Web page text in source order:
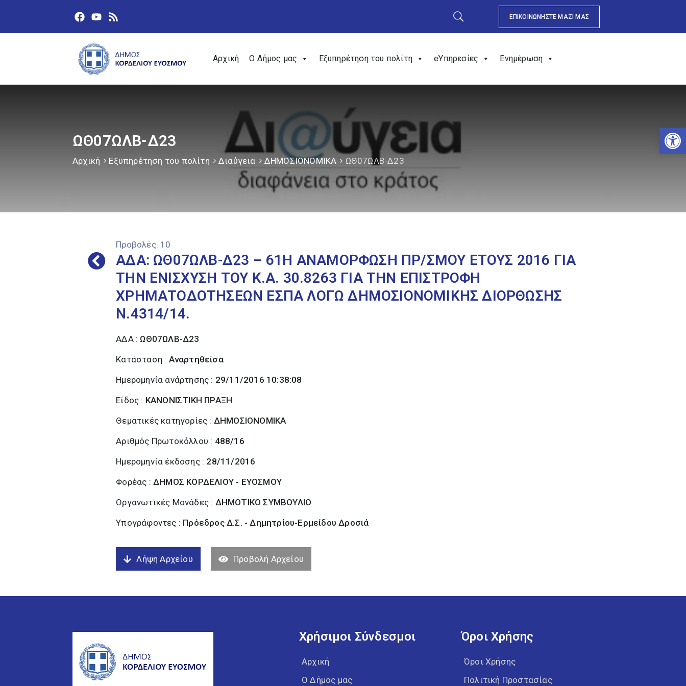
ΕΠΙΚΟΙΝΩΝΗΣΤΕ ΜΑΖΙ ΜΑΣ
Αρχική Ο Δήμος μας Εξυπηρέτηση του πολίτη eΥπηρεσίες Ενημέρωση
ΩΘ07ΩΛΒ-Δ23
Αρχική Εξυπηρέτηση του πολίτη Διαύγεια ΔΗΜΟΣΙΟΝΟΜΙΚΑ ΩΘ07ΩΛΒ-Δ23
Προβολές: 10
ΑΔΑ: ΩΘ07ΩΛΒ-Δ23 – 61H ΑΝΑΜΟΡΦΩΣΗ ΠΡ/ΣΜΟΥ ΕΤΟΥΣ 2016 ΓΙΑ
ΤΗΝ ΕΝΙΣΧΥΣΗ ΤΟΥ Κ.Α. 30.8263 ΓΙΑ ΤΗΝ ΕΠΙΣΤΡΟΦΗ
ΧΡΗΜΑΤΟΔΟΤΗΣΕΩΝ ΕΣΠΑ ΛΟΓΩ ΔΗΜΟΣΙΟΝΟΜΙΚΗΣ ΔΙΟΡΘΩΣΗΣ
Ν.4314/14.
ΑΔΑ : ΩΘ07ΩΛΒ-Δ23
Κατάσταση : Αναρτηθείσα
Ημερομηνία ανάρτησης : 29/11/2016 10:38:08
Είδος : ΚΑΝΟΝΙΣΤΙΚΗ ΠΡΑΞΗ
Θεματικές κατηγορίες : ΔΗΜΟΣΙΟΝΟΜΙΚΑ
Αριθμός Πρωτοκόλλου : 488/16
Ημερομηνία έκδοσης : 28/11/2016
Φορέας :ΔΗΜΟΣ ΚΟΡΔΕΛΙΟΥ - ΕΥΟΣΜΟΥ
Οργανωτικές Μονάδες : ΔΗΜΟΤΙΚΟ ΣΥΜΒΟΥΛΙΟ
Υπογράφοντες : Πρόεδρος Δ.Σ. - Δημητρίου-Ερμείδου Δροσιά
Λήψη Αρχείου Προβολή Αρχείου
Χρήσιμοι Σύνδεσμοι
Αρχική
Ο Δήμος μας
Όροι Χρήσης
Όροι Χρήσης
Πολιτική Προστασίας